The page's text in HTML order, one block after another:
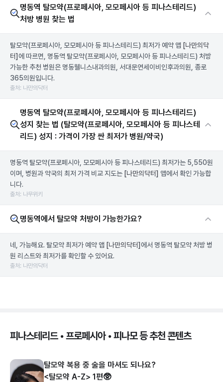
명동역 탈모약(프로페시아, 모모페시아 등 피나스테리드)
처방 병원 찾는 법
탈모약(프로페시아, 모모페시아 등 피나스테리드) 최저가 예약 앱 [나만의닥
터] 에 따르면, 명동역 탈모약(프로페시아, 모모페시아 등 피나스테리드) 처방
가능한 추천 병원은 명동웰니스내과의원, 서대문연세이비인후과의원, 종로
365의원입니다.
출처: 나만의닥터
명동역 탈모약(프로페시아, 모모페시아 등 피나스테리드)
성지 찾는 법 (탈모약(프로페시아, 모모페시아 등 피나스테
리드) 성지 : 가격이 가장 싼 최저가 병원/약국)
명동역 탈모약(프로페시아, 모모페시아 등 피나스테리드) 최저가는 5,550원
이며, 병원과 약국의 최저 가격 비교 지도는 [나만의닥터] 앱에서 확인 가능합
니다.
출처: 나무위키
명동역에서 탈모약 처방이 가능한가요?
네, 가능해요. 탈모약 최저가 예약 앱 [나만의닥터] 에서 명동역 탈모약 처방 병
원 리스트와 최저가를 확인할 수 있어요.
출처: 나만의닥터
피나스테리드 • 프로페시아 • 피나모 등 추천 콘텐츠
탈모약 복용 중 술을 마셔도 되나요?
<탈모약 A-Z> 1편🥸